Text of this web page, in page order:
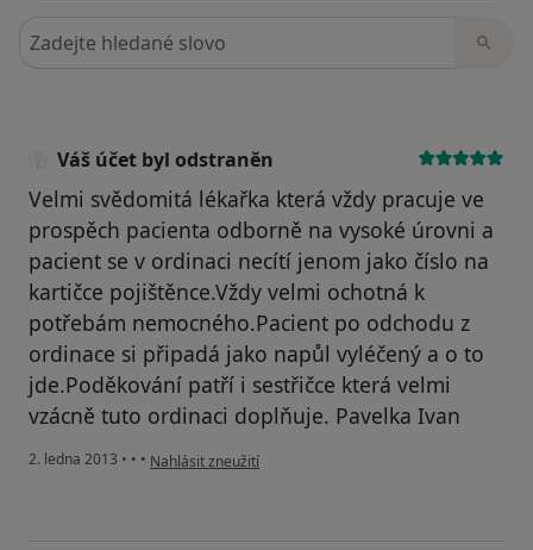
Hledejte v názorech
Váš účet byl odstraněn
Velmi svědomitá lékařka která vždy pracuje ve
prospěch pacienta odborně na vysoké úrovni a
pacient se v ordinaci necítí jenom jako číslo na
kartičce pojištěnce.Vždy velmi ochotná k
potřebám nemocného.Pacient po odchodu z
ordinace si připadá jako napůl vyléčený a o to
jde.Poděkování patří i sestřičce která velmi
vzácně tuto ordinaci doplňuje. Pavelka Ivan
2. ledna 2013 • • • podle názoru uživatele Váš účet byl odstraněn
Nahlásit zneužití